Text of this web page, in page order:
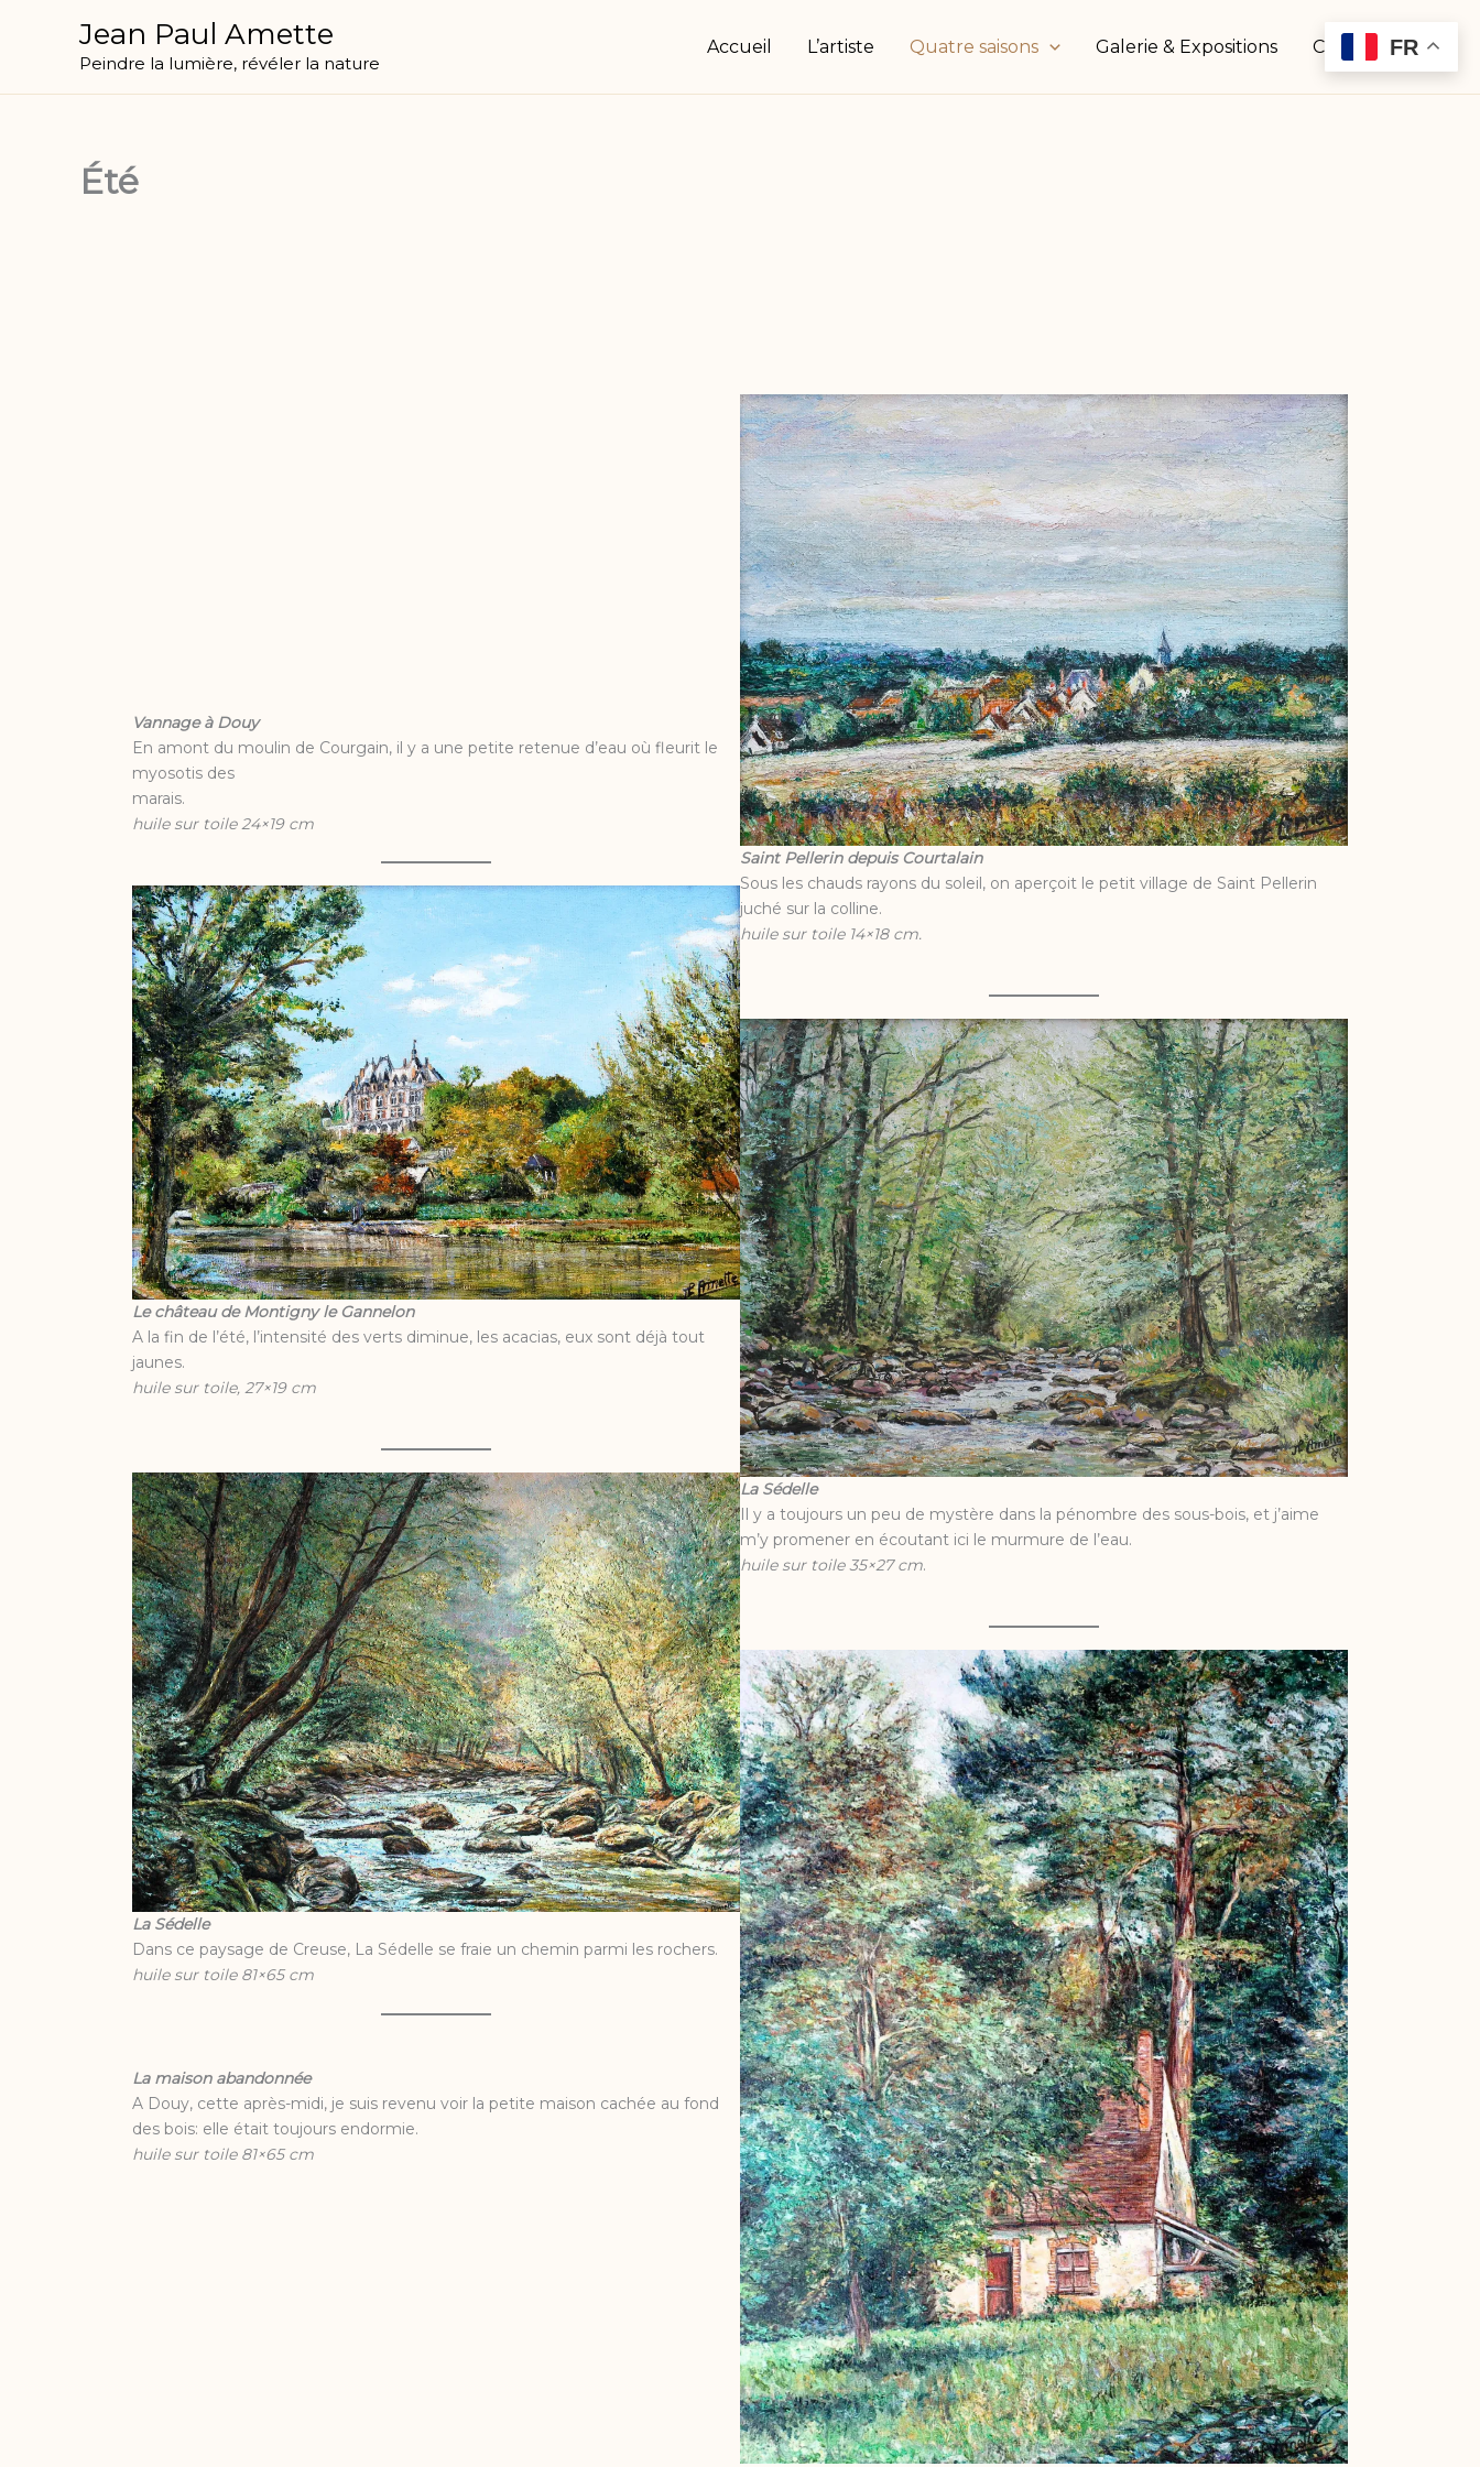
Jean Paul Amette
Peindre la lumière, révéler la nature
Accueil L’artiste Quatre saisons Galerie & Expositions Contact
Été
Vannage à Douy
En amont du moulin de Courgain, il y a une petite retenue d’eau où fleurit le
myosotis des
marais.
huile sur toile 24×19 cm
Le château de Montigny le Gannelon
A la fin de l’été, l’intensité des verts diminue, les acacias, eux sont déjà tout
jaunes.
huile sur toile, 27×19 cm
La Sédelle
Dans ce paysage de Creuse, La Sédelle se fraie un chemin parmi les rochers.
huile sur toile 81×65 cm
La maison abandonnée
A Douy, cette après-midi, je suis revenu voir la petite maison cachée au fond
des bois: elle était toujours endormie.
huile sur toile 81×65 cm
Saint Pellerin depuis Courtalain
Sous les chauds rayons du soleil, on aperçoit le petit village de Saint Pellerin
juché sur la colline.
huile sur toile 14×18 cm.
La Sédelle
Il y a toujours un peu de mystère dans la pénombre des sous-bois, et j’aime
m’y promener en écoutant ici le murmure de l’eau.
huile sur toile 35×27 cm.
FR